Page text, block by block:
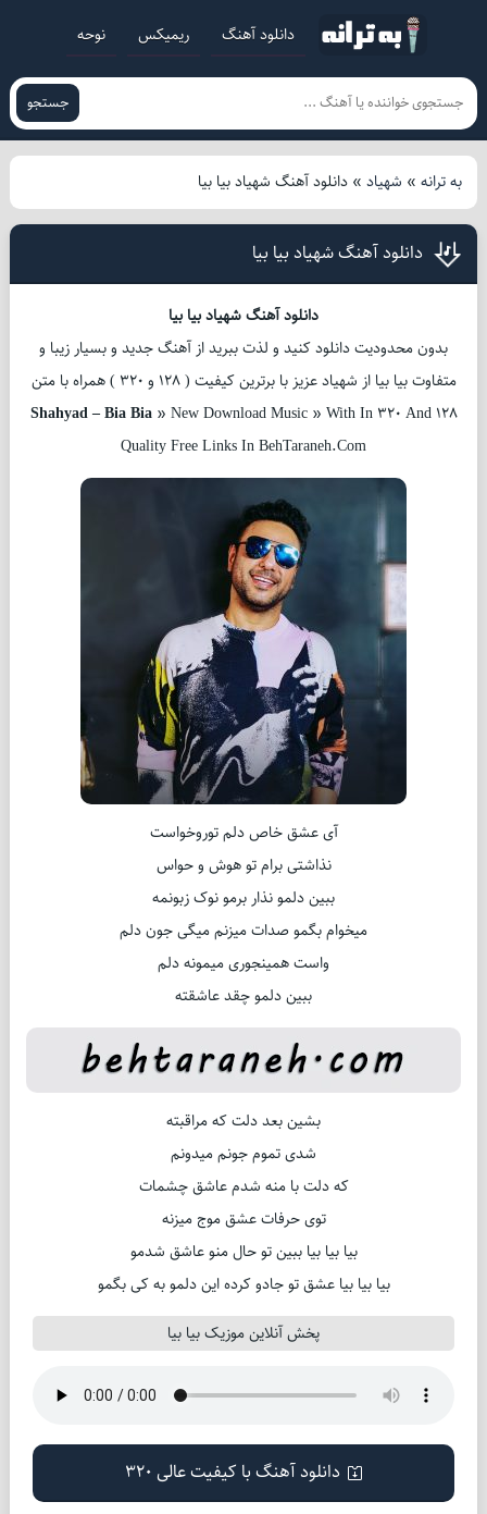
دانلود آهنگ ریمیکس نوحه
جستجو
به ترانه» شهیاد» دانلود آهنگ شهیاد بیا بیا
دانلود آهنگ شهیاد بیا بیا
دانلود آهنگ شهیاد بیا بیا
بدون محدودیت دانلود کنید و لذت ببرید از آهنگ جدید و بسیار زیبا و
متفاوت بیا بیا از شهیاد عزیز با برترین کیفیت ( 128 و 320 ) همراه با متن
Shahyad – Bia Bia» New Download Music » With In 320 And 128
Quality Free Links In BehTaraneh.Com
آی عشق خاص دلم توروخواست
نذاشتی برام تو هوش و حواس
ببین دلمو نذار برمو نوک زبونمه
میخوام بگمو صدات میزنم میگی جون دلم
واست همینجوری میمونه دلم
ببین دلمو چقد عاشقته
بشین بعد دلت که مراقبته
شدی تموم جونم میدونم
که دلت با منه شدم عاشق چشمات
توی حرفات عشق موج میزنه
بیا بیا بیا ببین تو حال منو عاشق شدمو
بیا بیا بیا عشق تو جادو کرده این دلمو به کی بگمو
پخش آنلاین موزیک بیا بیا
دانلود آهنگ با کیفیت عالی 320